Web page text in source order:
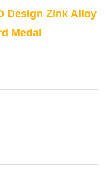
Design Zink Alloy
Medal